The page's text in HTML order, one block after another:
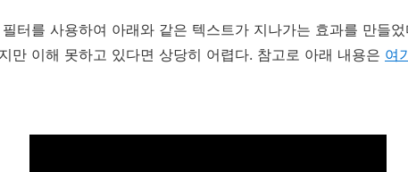
필터를 사용하여 아래와 같은 텍스트가 지나가는 효과를 만들
만 이해 못하고 있다면 상당히 어렵다. 참고로 아래 내용은 여